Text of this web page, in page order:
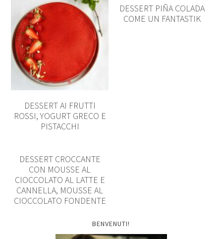
DESSERT AI FRUTTI
ROSSI, YOGURT GRECO E
PISTACCHI
DESSERT PIÑA COLADA
COME UN FANTASTIK
DESSERT CROCCANTE
CON MOUSSE AL
CIOCCOLATO AL LATTE E
CANNELLA, MOUSSE AL
CIOCCOLATO FONDENTE
BENVENUTI!